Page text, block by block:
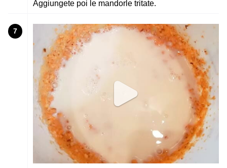
Aggiungete poi le mandorle tritate.
7